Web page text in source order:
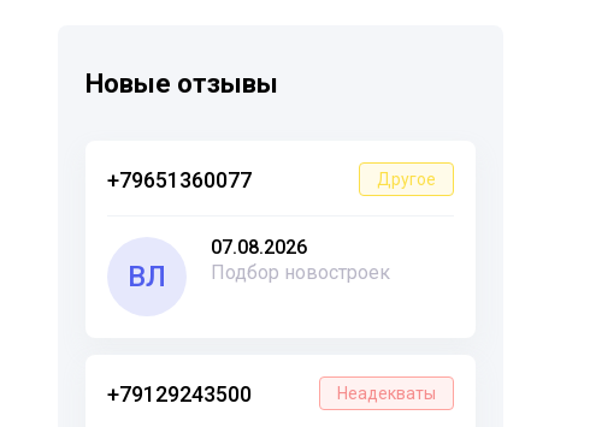
Новые отзывы
+79651360077 Другое
ВЛ
07.08.2026
Подбор новостроек
+79129243500 Неадекваты